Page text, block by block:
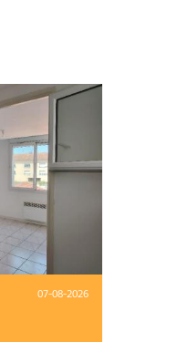
07-08-2026